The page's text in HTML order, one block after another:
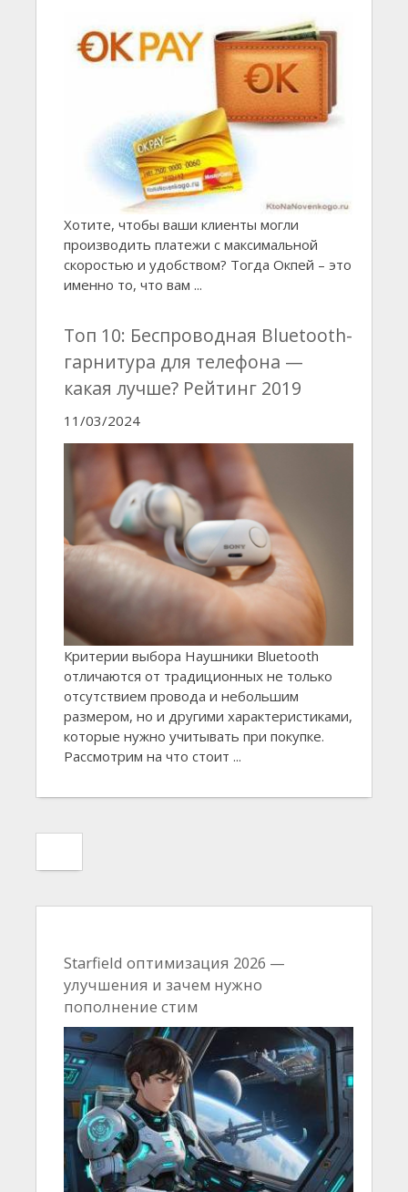
Хотите, чтобы ваши клиенты могли
производить платежи с максимальной
скоростью и удобством? Тогда Окпей – это
именно то, что вам ...
Топ 10: Беспроводная Bluetooth-
гарнитура для телефона —
какая лучше? Рейтинг 2019
11/03/2024
Критерии выбора Наушники Bluetooth
отличаются от традиционных не только
отсутствием провода и небольшим
размером, но и другими характеристиками,
которые нужно учитывать при покупке.
Рассмотрим на что стоит ...
Starfield оптимизация 2026 —
улучшения и зачем нужно
пополнение стим